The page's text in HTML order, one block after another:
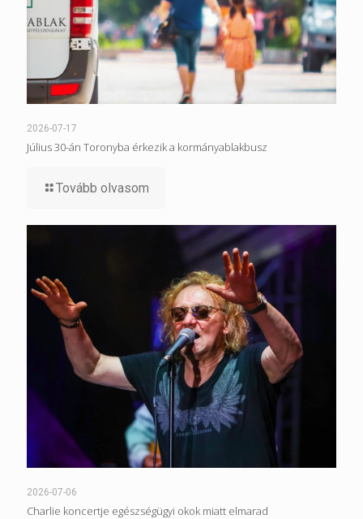
2026-07-17
Július 30-án Toronyba érkezik a kormányablakbusz
Tovább olvasom
2026-07-06
Charlie koncertje egészségügyi okok miatt elmarad